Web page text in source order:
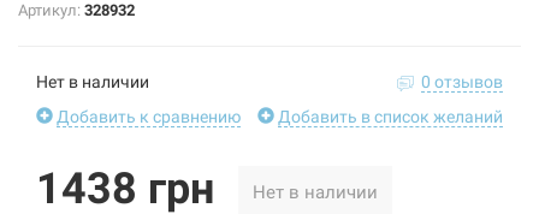
Артикул: 328932
Нет в наличии
0 отзывов
Добавить к сравнению
Добавить в список желаний
1438 грн Нет в наличии